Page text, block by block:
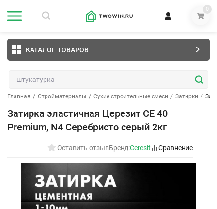
0
КАТАЛОГ ТОВАРОВ
Главная / Стройматериалы / Сухие строительные смеси / Затирки /
Затирка эластичная Церезит CE 40
Premium, N4 Серебристо серый 2кг
Оставить отзывБренд:Ceresit Сравнение